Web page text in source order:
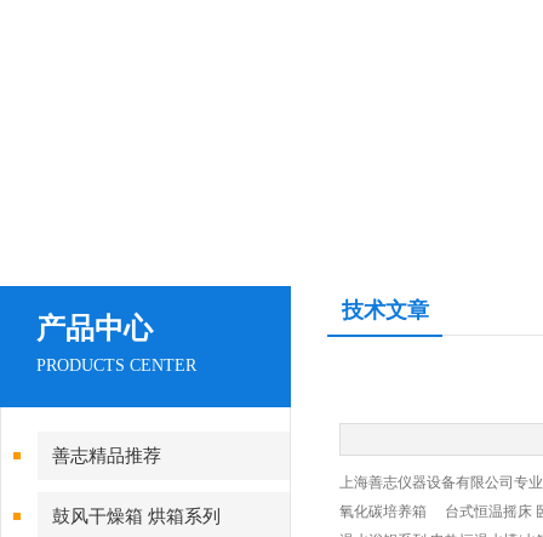
产品中心
PRODUCTS CENTER
善志精品推荐
鼓风干燥箱 烘箱系列
技术文章
上海善志仪器设备有限公司专
氧化碳培养箱 台式恒温摇床